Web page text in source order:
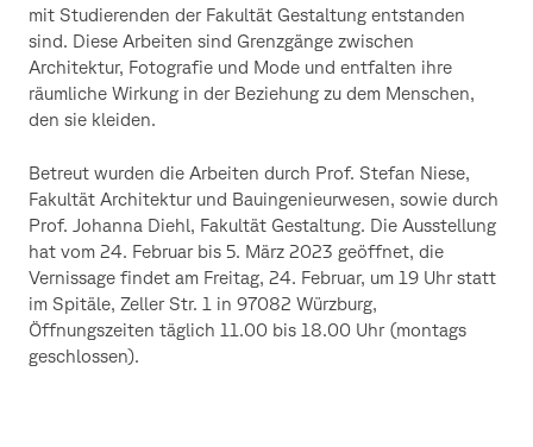
mit Studierenden der Fakultät Gestaltung entstanden
sind. Diese Arbeiten sind Grenzgänge zwischen
Architektur, Fotografie und Mode und entfalten ihre
räumliche Wirkung in der Beziehung zu dem Menschen,
den sie kleiden.
Betreut wurden die Arbeiten durch Prof. Stefan Niese,
Fakultät Architektur und Bauingenieurwesen, sowie durch
Prof. Johanna Diehl, Fakultät Gestaltung. Die Ausstellung
hat vom 24. Februar bis 5. März 2023 geöffnet, die
Vernissage findet am Freitag, 24. Februar, um 19 Uhr statt
im Spitäle, Zeller Str. 1 in 97082 Würzburg,
Öffnungszeiten täglich 11.00 bis 18.00 Uhr (montags
geschlossen).